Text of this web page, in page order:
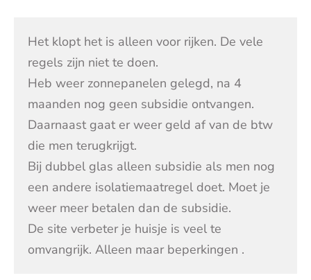
Het klopt het is alleen voor rijken. De vele
regels zijn niet te doen.
Heb weer zonnepanelen gelegd, na 4
maanden nog geen subsidie ontvangen.
Daarnaast gaat er weer geld af van de btw
die men terugkrijgt.
Bij dubbel glas alleen subsidie als men nog
een andere isolatiemaatregel doet. Moet je
weer meer betalen dan de subsidie.
De site verbeter je huisje is veel te
omvangrijk. Alleen maar beperkingen .